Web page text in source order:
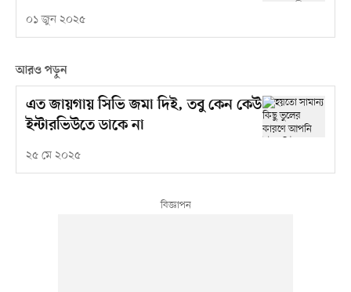
০১ জুন ২০২৫
আরও পড়ুন
এত জায়গায় সিভি জমা দিই, তবু কেন কেউ
ইন্টারভিউতে ডাকে না
২৫ মে ২০২৫